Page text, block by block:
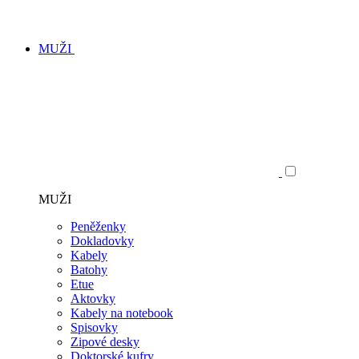
MUŽI
MUŽI
Peněženky
Dokladovky
Kabely
Batohy
Etue
Aktovky
Kabely na notebook
Spisovky
Zipové desky
Doktorské kufry